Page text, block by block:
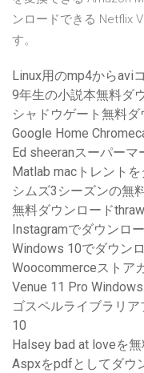
ンロードできる Netflix
す。
Linux用のmp4からavi
9年生の小説本無料ダ
シャドウゲート無料ダ
Google Home
Ed sheeranスーパー
Matlab macトレント
シムズ3シーズンの無
無料ダウンロード
Instagramでダウンロ
Windows 10でダウン
Woocommerceストア
Venue 11 Pro
ゴスペルライブラリ
10
Halsey bad at loveを
Aspxをpdfとしてダウ